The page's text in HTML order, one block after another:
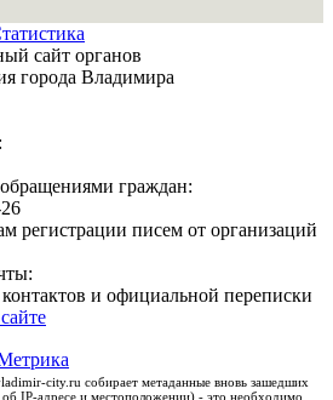
сайт органов
города Владимира
граждан:
регистрации писем от организаций
контактов и официальной переписки
city.ru собирает метаданные вновь зашедших
об IP-адресе и местоположении) - это необходимо